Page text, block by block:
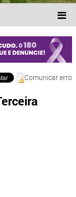
Comunicar erro